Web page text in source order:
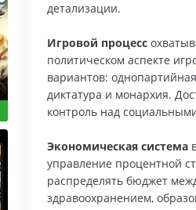
детализации.
Игровой процесс
политическом аспекте
вариантов:
диктатура и монархия.
контроль над
Экономическая система
управление процентной
распределять бюджет
здравоохранением,